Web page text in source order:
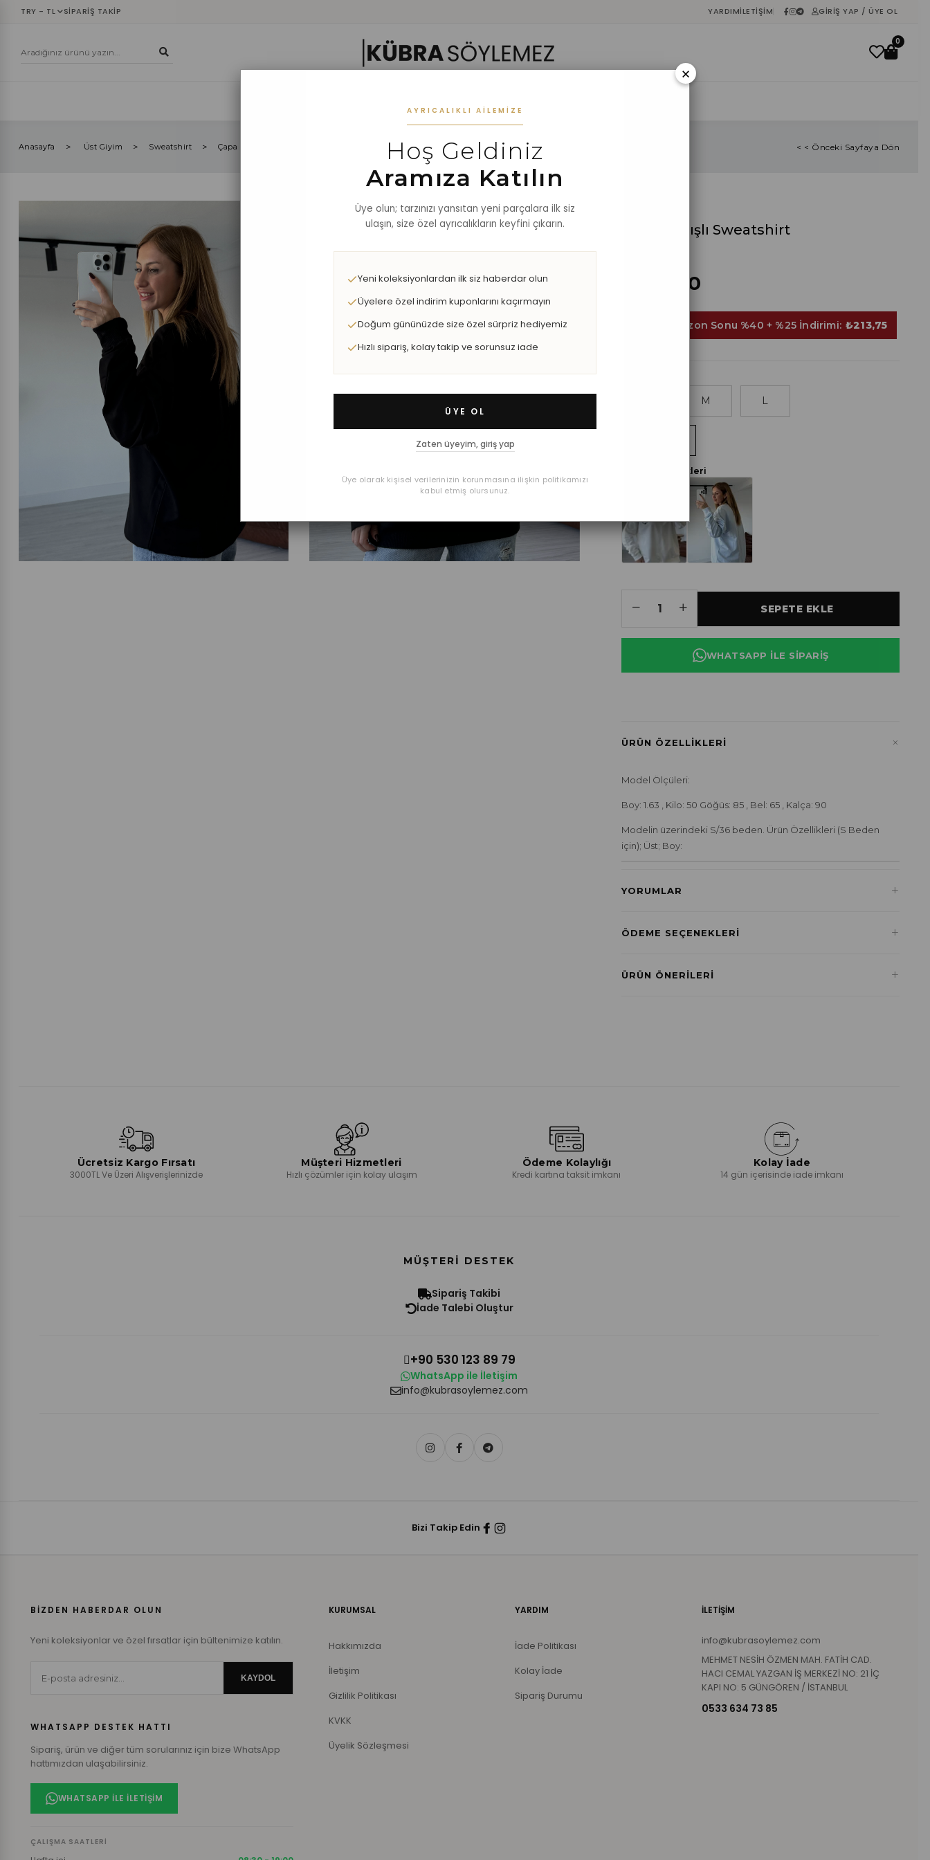
TRY - TL SIPARIŞ TAKIP YARDIMİLETIŞIM GIRIŞ YAP / ÜYE OL
0
Anasayfa Üst Giyim Sweatshirt Çapa Nakışlı Sweatshirt < < Önceki Sayfaya Dön
Çapa Nakışlı Sweatshirt
₺285,00
Sepette Sezon Sonu %40 + %25 İndirimi: ₺213,75
M L
Renk Seçenekleri
WHATSAPP ILE SIPARIŞ
ÜRÜN ÖZELLIKLERI +
Model Ölçüleri:
Boy: 1.63 , Kilo: 50 Göğüs: 85 , Bel: 65 , Kalça: 90
Modelin üzerindeki S/36 beden. Ürün Özellikleri (S Beden
için); Üst; Boy:
YORUMLAR +
ÖDEME SEÇENEKLERI +
Havale ile Ödeme
ÜRÜN ÖNERILERI +
Ücretsiz Kargo Fırsatı
3000TL Ve Üzeri Alışverişlerinizde
Müşteri Hizmetleri
Hızlı çözümler için kolay ulaşım
Ödeme Kolaylığı
Kredi kartına taksit imkanı
Kolay İade
14 gün içerisinde iade imkanı
MÜŞTERI DESTEK
Sipariş Takibi
İade Talebi Oluştur
+90 530 123 89 79
WhatsApp ile İletişim
info@kubrasoylemez.com
Bizi Takip Edin
BİZDEN HABERDAR OLUN
Yeni koleksiyonlar ve özel fırsatlar için bültenimize katılın.
KAYDOL
WHATSAPP DESTEK HATTI
Sipariş, ürün ve diğer tüm sorularınız için bize WhatsApp
hattımızdan ulaşabilirsiniz.
WHATSAPP ILE İLETIŞIM
ÇALIŞMA SAATLERI
KURUMSAL
Hakkımızda
İletişim
Gizlilik Politikası
KVKK
Üyelik Sözleşmesi
YARDIM
İade Politikası
Kolay İade
Sipariş Durumu
İLETİŞİM
info@kubrasoylemez.com
MEHMET NESİH ÖZMEN MAH. FATİH CAD.
HACI CEMAL YAZGAN İŞ MERKEZİ NO: 21 İÇ
KAPI NO: 5 GÜNGÖREN / İSTANBUL
0533 634 73 85
×
AYRICALIKLI AILEMIZE
Hoş Geldiniz
Aramıza Katılın
Üye olun; tarzınızı yansıtan yeni parçalara ilk siz
ulaşın, size özel ayrıcalıkların keyfini çıkarın.
Yeni koleksiyonlardan ilk siz haberdar olun
Üyelere özel indirim kuponlarını kaçırmayın
Doğum gününüzde size özel sürpriz hediyemiz
Hızlı sipariş, kolay takip ve sorunsuz iade
ÜYE OL
Zaten üyeyim, giriş yap
Üye olarak kişisel verilerinizin korunmasına ilişkin politikamızı
kabul etmiş olursunuz.